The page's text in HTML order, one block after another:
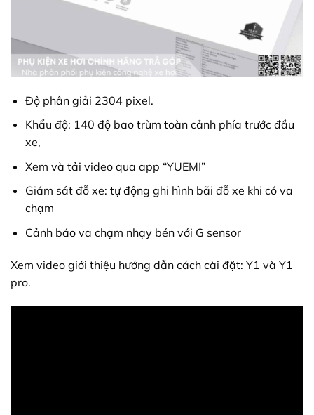
Độ phân giải 2304 pixel.
Khẩu độ: 140 độ bao trùm toàn cảnh phía trước đầu
xe,
Xem và tải video qua app “YUEMI”
Giám sát đỗ xe: tự động ghi hình bãi đỗ xe khi có va
chạm
Cảnh báo va chạm nhạy bén với G sensor
Xem video giới thiệu hướng dẫn cách cài đặt: Y1 và Y1
pro.